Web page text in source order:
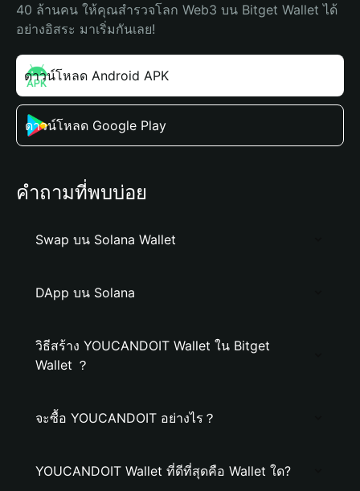
40 ล้านคน ให้คุณสำรวจโลก Web3 บน Bitget Wallet ได้
อย่างอิสระ มาเริ่มกันเลย!
ดาวน์โหลด Android APK
ดาวน์โหลด Google Play
คำถามที่พบบ่อย
Swap บน Solana Wallet
DApp บน Solana
วิธีสร้าง YOUCANDOIT Wallet ใน Bitget
Wallet ？
จะซื้อ YOUCANDOIT อย่างไร？
YOUCANDOIT Wallet ที่ดีที่สุดคือ Wallet ใด?